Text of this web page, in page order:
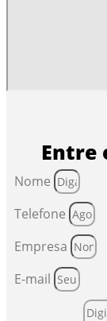
Entre
Nome
Telefone
Empresa
E-mail